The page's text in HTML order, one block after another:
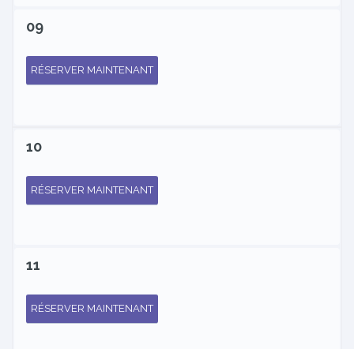
09
RÉSERVER MAINTENANT
10
RÉSERVER MAINTENANT
11
RÉSERVER MAINTENANT